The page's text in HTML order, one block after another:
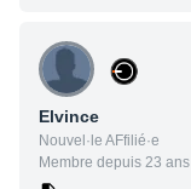
Elvince
Nouvel·le AFfilié·e
Membre depuis 23 ans